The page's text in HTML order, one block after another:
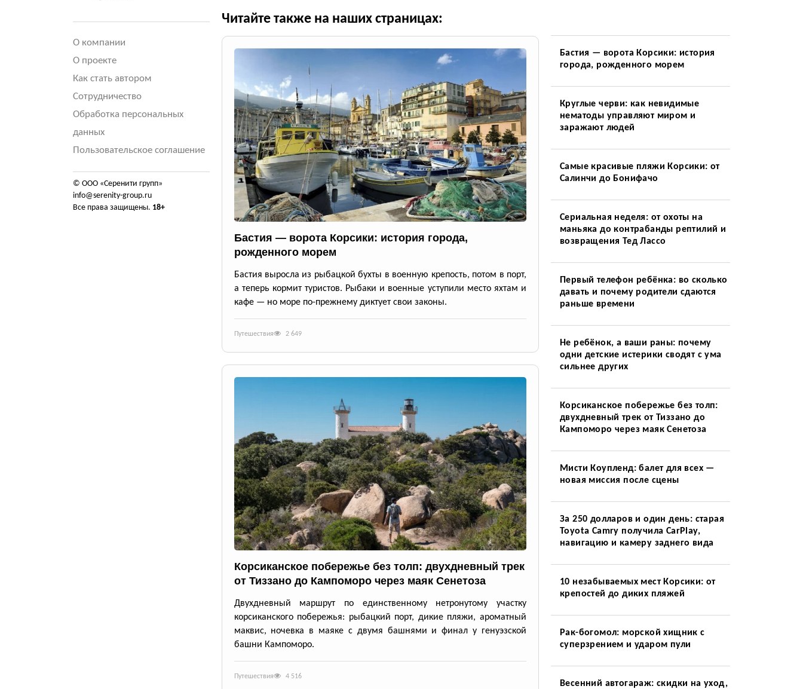
О компании
О проекте
Как стать автором
Сотрудничество
Обработка персональных
данных
Пользовательское соглашение
© ООО «Серенити групп»
info@serenity-group.ru
Все права защищены. 18+
Читайте также на наших страницах:
Бастия — ворота Корсики: история города,
рожденного морем
Бастия выросла из рыбацкой бухты в военную крепость, потом в порт,
а теперь кормит туристов. Рыбаки и военные уступили место яхтам и
кафе — но море по-прежнему диктует свои законы.
Путешествия 2 649
Корсиканское побережье без толп: двухдневный трек
от Тиззано до Кампоморо через маяк Сенетоза
Двухдневный маршрут по единственному нетронутому участку
корсиканского побережья: рыбацкий порт, дикие пляжи, ароматный
маквис, ночевка в маяке с двумя башнями и финал у генуэзской
башни Кампоморо.
Путешествия 4 516
Бастия — ворота Корсики: история
города, рожденного морем
Круглые черви: как невидимые
нематоды управляют миром и
заражают людей
Самые красивые пляжи Корсики: от
Салинчи до Бонифачо
Сериальная неделя: от охоты на
маньяка до контрабанды рептилий и
возвращения Тед Лассо
Первый телефон ребёнка: во сколько
давать и почему родители сдаются
раньше времени
Не ребёнок, а ваши раны: почему
одни детские истерики сводят с ума
сильнее других
Корсиканское побережье без толп:
двухдневный трек от Тиззано до
Кампоморо через маяк Сенетоза
Мисти Коупленд: балет для всех —
новая миссия после сцены
За 250 долларов и один день: старая
Toyota Camry получила CarPlay,
навигацию и камеру заднего вида
10 незабываемых мест Корсики: от
крепостей до диких пляжей
Рак-богомол: морской хищник с
суперзрением и ударом пули
Весенний автогараж: скидки на уход,